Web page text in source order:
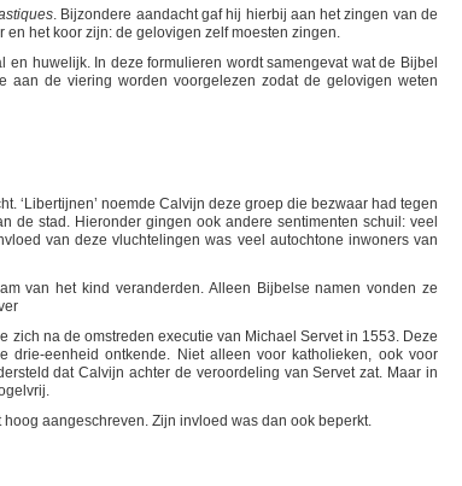
. Bijzondere aandacht gaf hij hierbij aan het zingen van de
het koor zijn: de gelovigen zelf moesten zingen.
huwelijk. In deze formulieren wordt samengevat wat de Bijbel
aan de viering worden voorgelezen zodat de gelovigen weten
‘Libertijnen’ noemde Calvijn deze groep die bezwaar had tegen
de stad. Hieronder gingen ook andere sentimenten schuil: veel
van deze vluchtelingen was veel autochtone inwoners van
van het kind veranderden. Alleen Bijbelse namen vonden ze
na de omstreden executie van Michael Servet in 1553. Deze
eenheid ontkende. Niet alleen voor katholieken, ook voor
dat Calvijn achter de veroordeling van Servet zat. Maar in
aangeschreven. Zijn invloed was dan ook beperkt.